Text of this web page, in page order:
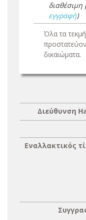
εγγραφή)
Όλα τα
δικαιώματα.
Διεύθυνση
Εναλλακτικός